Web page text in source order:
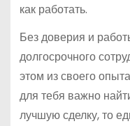
как работать.
Без доверия и
долгосрочного
этом из своего
для тебя важно
лучшую сделку, то